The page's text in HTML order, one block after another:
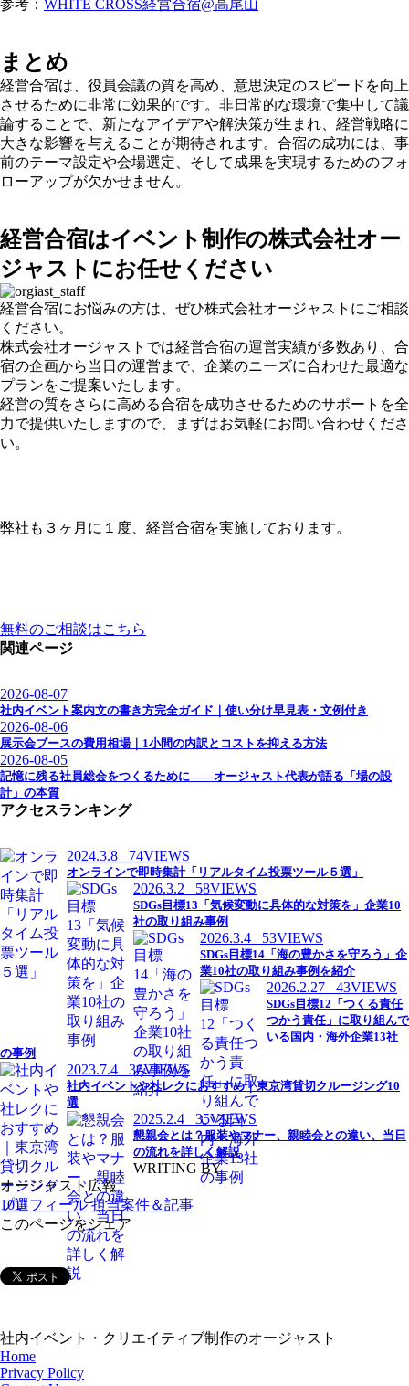
参考： WHITE CROSS経営合宿@高尾山
まとめ
経営合宿は、役員会議の質を高め、意思決定のスピードを向上
させるために非常に効果的です。非日常的な環境で集中して議
論することで、新たなアイデアや解決策が生まれ、経営戦略に
大きな影響を与えることが期待されます。合宿の成功には、事
前のテーマ設定や会場選定、そして成果を実現するためのフォ
ローアップが欠かせません。
経営合宿はイベント制作の株式会社オー
ジャストにお任せください
経営合宿にお悩みの方は、ぜひ株式会社オージャストにご相談
ください。
株式会社オージャストでは経営合宿の運営実績が多数あり、合
宿の企画から当日の運営まで、企業のニーズに合わせた最適な
プランをご提案いたします。
経営の質をさらに高める合宿を成功させるためのサポートを全
力で提供いたしますので、まずはお気軽にお問い合わせくださ
い。
弊社も３ヶ月に１度、経営合宿を実施しております。
無料のご相談はこちら
関連ページ
2026-08-07
社内イベント案内文の書き方完全ガイド｜使い分け早見表・文例付き
2026-08-06
展示会ブースの費用相場｜1小間の内訳とコストを抑える方法
2026-08-05
記憶に残る社員総会をつくるために——オージャスト代表が語る「場の設
計」の本質
アクセスランキング
2024.3.8 74VIEWS
オンラインで即時集計「リアルタイム投票ツール５選」
2026.3.2 58VIEWS
SDGs目標13「気候変動に具体的な対策を」企業10
社の取り組み事例
2026.3.4 53VIEWS
SDGs目標14「海の豊かさを守ろう」企
業10社の取り組み事例を紹介
2026.2.27 43VIEWS
SDGs目標12「つくる責任
つかう責任」に取り組んで
いる国内・海外企業13社
の事例
2023.7.4 36VIEWS
社内イベントや社レクにおすすめ｜東京湾貸切クルージング10
選
2025.2.4 35VIEWS
懇親会とは？服装やマナー、親睦会との違い、当日
の流れを詳しく解説
WRITING BY
オージャスト広報
プロフィール 担当案件＆記事
このページをシェア
社内イベント・クリエイティブ制作のオージャスト
Home
Privacy Policy